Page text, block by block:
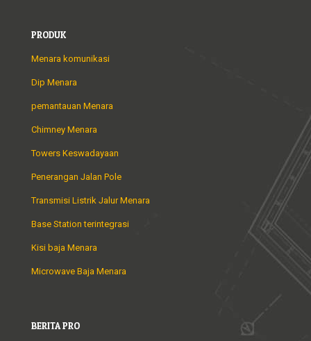
PRODUK
Menara komunikasi
Dip Menara
pemantauan Menara
Chimney Menara
Towers Keswadayaan
Penerangan Jalan Pole
Transmisi Listrik Jalur Menara
Base Station terintegrasi
Kisi baja Menara
Microwave Baja Menara
BERITA PRO